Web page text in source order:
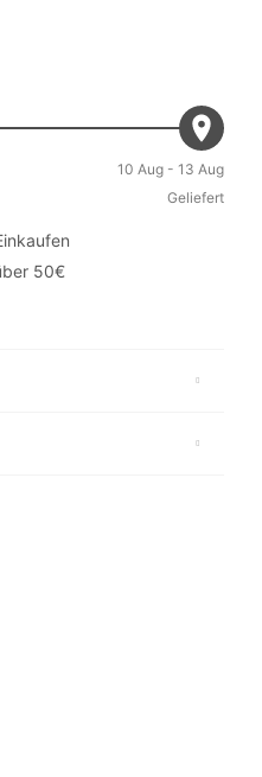
10 Aug - 13 Aug
Geliefert
50€